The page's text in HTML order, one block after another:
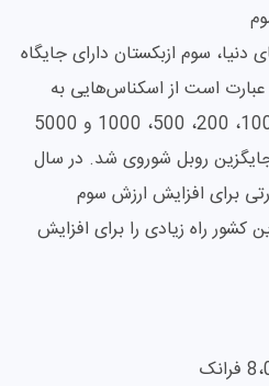
سوم ازبکستان دارای جایگاه
است از اسکناس‌هایی به
ارزش 1، 3، 5، 10، 25، 50، 100، 200، 500، 1000 و 5000
این پول در سال 1994 جایگزین روبل شوروی شد. در سال
برای افزایش ارزش سوم
کشور راه زیادی را برای افزایش